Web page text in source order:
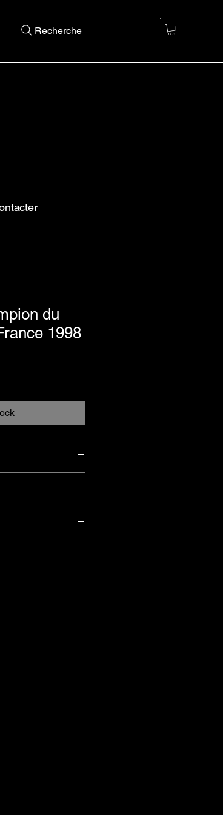
Recherche
du
1998